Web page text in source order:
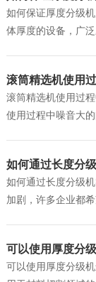
如何保证厚度分级
体厚度的设备，广
滚筒精选机使用
滚筒精选机使用过
使用过程中噪音大
如何通过长度分
如何通过长度分级
加剧，许多企业都
可以使用厚度分
可以使用厚度分级